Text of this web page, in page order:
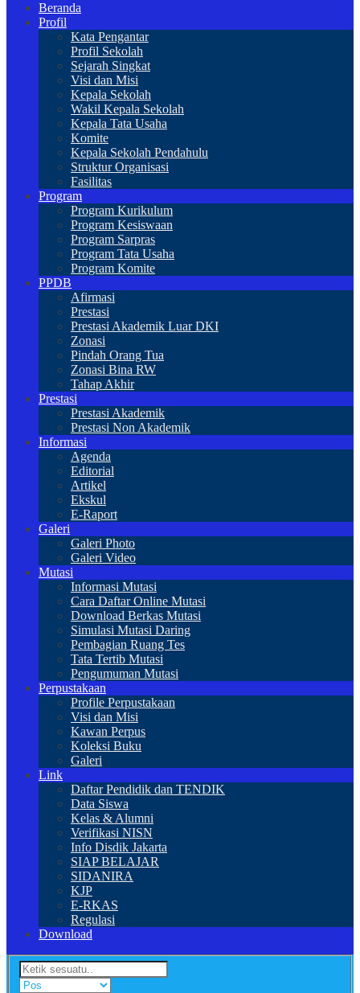
Beranda
Profil
Kata Pengantar
Profil Sekolah
Sejarah Singkat
Visi dan Misi
Kepala Sekolah
Wakil Kepala Sekolah
Kepala Tata Usaha
Komite
Kepala Sekolah Pendahulu
Struktur Organisasi
Fasilitas
Program
Program Kurikulum
Program Kesiswaan
Program Sarpras
Program Tata Usaha
Program Komite
PPDB
Afirmasi
Prestasi
Prestasi Akademik Luar DKI
Zonasi
Pindah Orang Tua
Zonasi Bina RW
Tahap Akhir
Prestasi
Prestasi Akademik
Prestasi Non Akademik
Informasi
Agenda
Editorial
Artikel
Ekskul
E-Raport
Galeri
Galeri Photo
Galeri Video
Mutasi
Informasi Mutasi
Cara Daftar Online Mutasi
Download Berkas Mutasi
Simulasi Mutasi Daring
Pembagian Ruang Tes
Tata Tertib Mutasi
Pengumuman Mutasi
Perpustakaan
Profile Perpustakaan
Visi dan Misi
Kawan Perpus
Koleksi Buku
Galeri
Link
Daftar Pendidik dan TENDIK
Data Siswa
Kelas & Alumni
Verifikasi NISN
Info Disdik Jakarta
SIAP BELAJAR
SIDANIRA
KJP
E-RKAS
Regulasi
Download